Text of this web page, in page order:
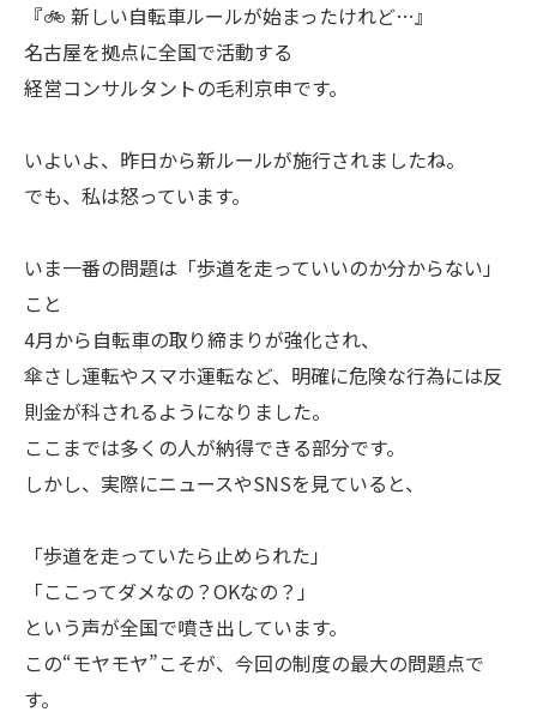
『🚲 新しい自転車ルールが始まったけれど…』
名古屋を拠点に全国で活動する
経営コンサルタントの毛利京申です。
いよいよ、昨日から新ルールが施行されましたね。
でも、私は怒っています。
いま一番の問題は「歩道を走っていいのか分からない」
こと
4月から自転車の取り締まりが強化され、
傘さし運転やスマホ運転など、明確に危険な行為には反
則金が科されるようになりました。
ここまでは多くの人が納得できる部分です。
しかし、実際にニュースやSNSを見ていると、
「歩道を走っていたら止められた」
「ここってダメなの？OKなの？」
という声が全国で噴き出しています。
この“モヤモヤ”こそが、今回の制度の最大の問題点で
す。